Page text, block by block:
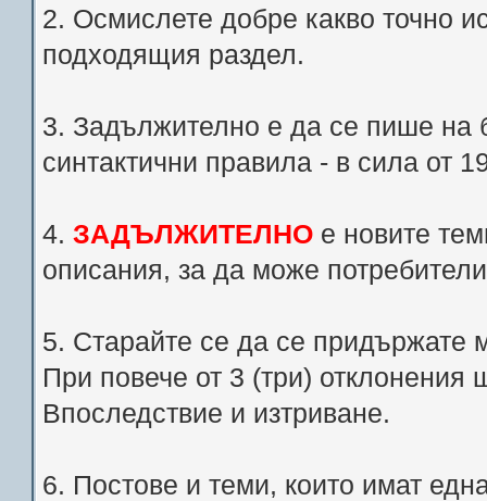
2. Осмислете добре какво точно
подходящия раздел.
3. Задължително е да се пише на
синтактични правила - в сила от
4.ЗАДЪЛЖИТЕЛНО е новите
описания, за да може
5. Старайте се да се придържате
При повече от 3 (три)
Впоследствие и изтриване.
6. Постове и теми, които имат